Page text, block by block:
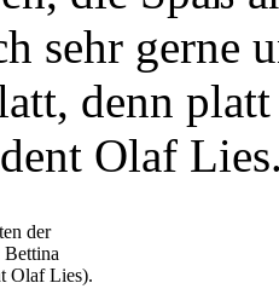
sehr gerne
denn
Olaf
der
Bettina
Olaf Lies).